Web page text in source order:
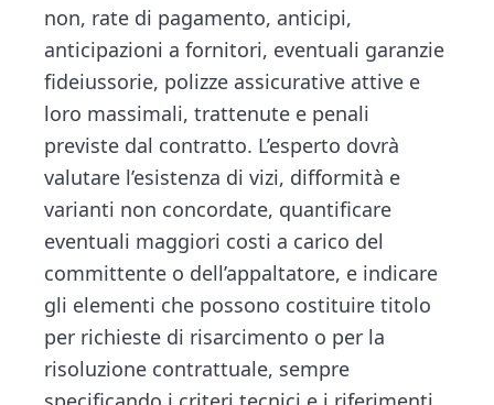
non, rate di pagamento, anticipi,
anticipazioni a fornitori, eventuali garanzie
fideiussorie, polizze assicurative attive e
loro massimali, trattenute e penali
previste dal contratto. L’esperto dovrà
valutare l’esistenza di vizi, difformità e
varianti non concordate, quantificare
eventuali maggiori costi a carico del
committente o dell’appaltatore, e indicare
gli elementi che possono costituire titolo
per richieste di risarcimento o per la
risoluzione contrattuale, sempre